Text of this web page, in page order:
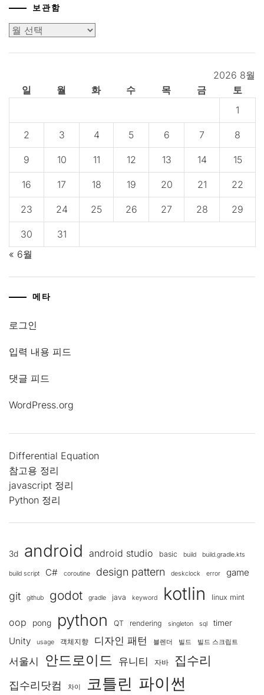
보관함
보
2026 8월
일
월 화 수 목 금
토
1
2 3 4 5 6 7 8
9 10 11 12 13 14 15
16 17 18 19 20 21 22
23 24 25 26 27 28 29
30
31
« 6월
메타
로그인
입력 내용 피드
댓글 피드
WordPress.org
Differential Equation
참고용 정리
javascript 정리
Python 정리
3d android android studio basic build build.gradle.kts
build script C# coroutine design pattern deskclock error game
git github godot gradle java keyword kotlin linux mint
oop pong python QT rendering singleton sql timer
Unity usage 객체지향 디자인 패턴 블렌더 빌드 빌드 스크립트
서울시 안드로이드 유니티 자바 집수리
집수리닷컴 차이 코틀린 파이썬